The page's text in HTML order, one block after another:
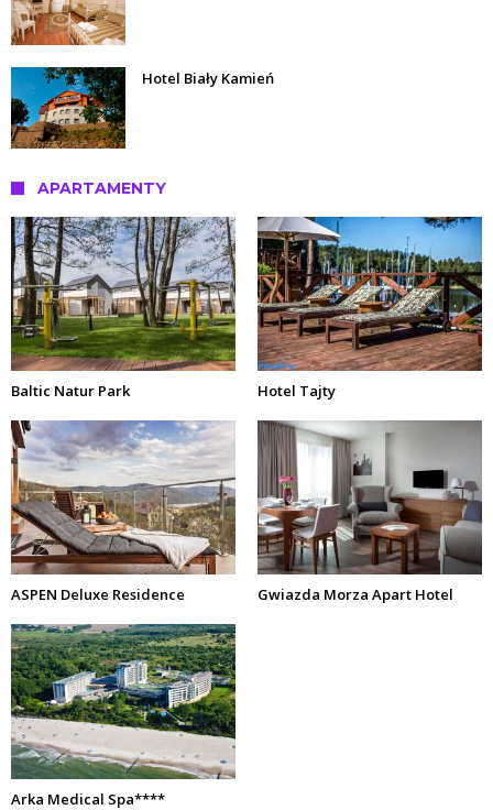
Hotel Biały Kamień
APARTAMENTY
Baltic Natur Park Hotel Tajty
ASPEN Deluxe Residence Gwiazda Morza Apart Hotel
Arka Medical Spa****